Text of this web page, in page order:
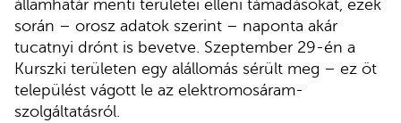
államhatár menti területei elleni támadásokat, ezek
során – orosz adatok szerint – naponta akár
tucatnyi drónt is bevetve. Szeptember 29-én a
Kurszki területen egy alállomás sérült meg – ez öt
települést vágott le az elektromosáram-
szolgáltatásról.